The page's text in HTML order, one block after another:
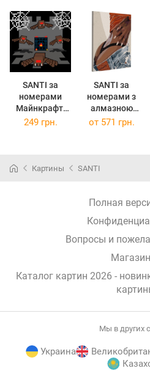
SANTI за
номерами
Майнкрафт.
Печера з
(955473)
SANTI за
номерами з
алмазною
мозаїкою
(954949)
249 грн. от 571 грн.
Картины SANTI
Полная
Вопросы и
Каталог картин 2026 -
Мы в других
Украина